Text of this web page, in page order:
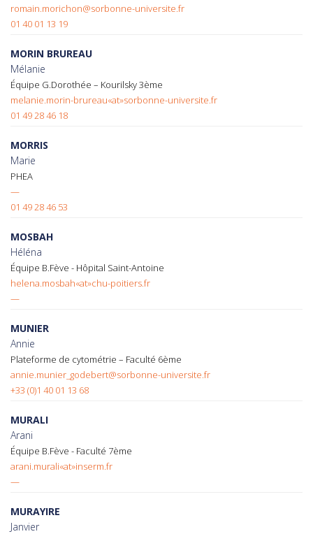
romain.morichon@sorbonne-universite.fr
01 40 01 13 19
MORIN BRUREAU
Mélanie
Équipe G.Dorothée – Kourilsky 3ème
melanie.morin-brureau«at»sorbonne-universite.fr
01 49 28 46 18
MORRIS
Marie
PHEA
—
01 49 28 46 53
MOSBAH
Héléna
Équipe B.Fève - Hôpital Saint-Antoine
helena.mosbah«at»chu-poitiers.fr
—
MUNIER
Annie
Plateforme de cytométrie – Faculté 6ème
annie.munier_godebert@sorbonne-universite.fr
+33 (0)1 40 01 13 68
MURALI
Arani
Équipe B.Fève - Faculté 7ème
arani.murali«at»inserm.fr
—
MURAYIRE
Janvier